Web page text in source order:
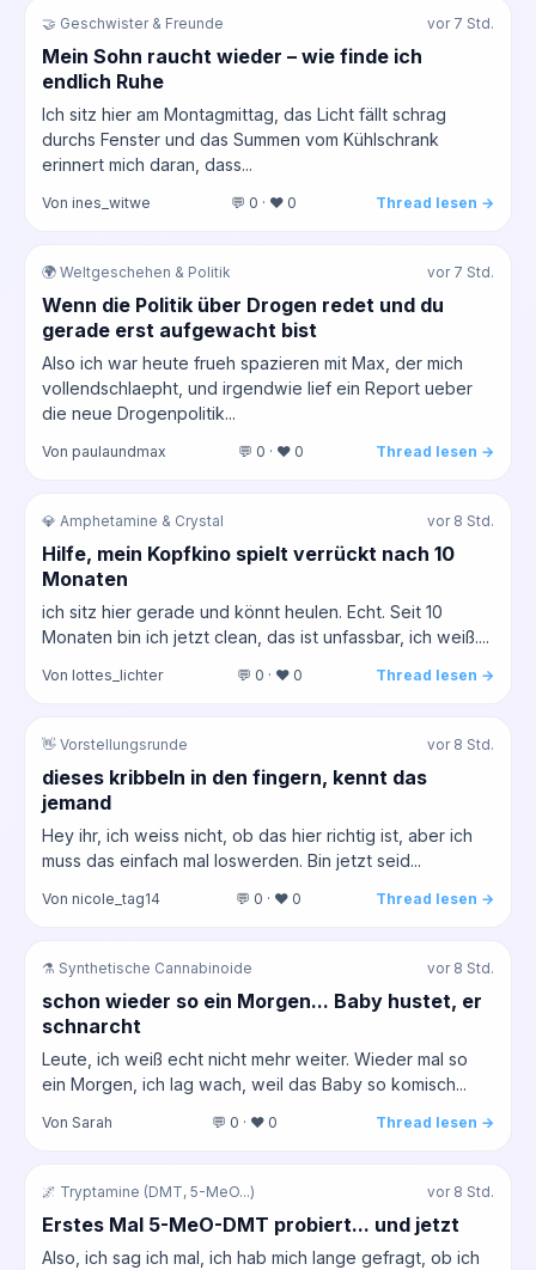
🤝 Geschwister & Freunde vor 7 Std.
Mein Sohn raucht wieder – wie finde ich
endlich Ruhe
Ich sitz hier am Montagmittag, das Licht fällt schrag
durchs Fenster und das Summen vom Kühlschrank
erinnert mich daran, dass...
Von ines_witwe 💬 0 · ❤️ 0 Thread lesen →
🌍 Weltgeschehen & Politik vor 7 Std.
Wenn die Politik über Drogen redet und du
gerade erst aufgewacht bist
Also ich war heute frueh spazieren mit Max, der mich
vollendschlaepht, und irgendwie lief ein Report ueber
die neue Drogenpolitik...
Von paulaundmax 💬 0 · ❤️ 0 Thread lesen →
💎 Amphetamine & Crystal vor 8 Std.
Hilfe, mein Kopfkino spielt verrückt nach 10
Monaten
ich sitz hier gerade und könnt heulen. Echt. Seit 10
Monaten bin ich jetzt clean, das ist unfassbar, ich weiß....
Von lottes_lichter 💬 0 · ❤️ 0 Thread lesen →
👋 Vorstellungsrunde vor 8 Std.
dieses kribbeln in den fingern, kennt das
jemand
Hey ihr, ich weiss nicht, ob das hier richtig ist, aber ich
muss das einfach mal loswerden. Bin jetzt seid...
Von nicole_tag14 💬 0 · ❤️ 0 Thread lesen →
⚗️ Synthetische Cannabinoide vor 8 Std.
schon wieder so ein Morgen... Baby hustet, er
schnarcht
Leute, ich weiß echt nicht mehr weiter. Wieder mal so
ein Morgen, ich lag wach, weil das Baby so komisch...
Von Sarah 💬 0 · ❤️ 0 Thread lesen →
🌌 Tryptamine (DMT, 5-MeO...) vor 8 Std.
Erstes Mal 5-MeO-DMT probiert... und jetzt
Also, ich sag ich mal, ich hab mich lange gefragt, ob ich